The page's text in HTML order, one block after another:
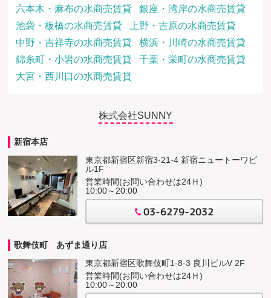
六本木・麻布の水商売賃貸
銀座・湾岸の水商売賃貸
池袋・板橋の水商売賃貸
上野・吉原の水商売賃貸
中野・吉祥寺の水商売賃貸
横浜・川崎の水商売賃貸
錦糸町・小岩の水商売賃貸
千葉・栄町の水商売賃貸
大宮・西川口の水商売賃貸
株式会社SUNNY
新宿本店
東京都新宿区新宿3-21-4 新宿ニュートーワビ
ル1F
営業時間(お問い合わせは24Ｈ)
10:00～20:00
03-6279-2032
歌舞伎町 あずま通り店
東京都新宿区歌舞伎町1-8-3 良川ビルV 2F
営業時間(お問い合わせは24Ｈ)
10:00～20:00